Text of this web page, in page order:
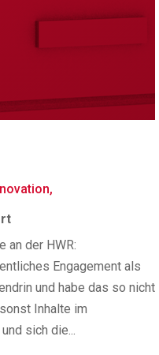
an der HWR:
Engagement als
und habe das so nicht
Inhalte im
sich die...